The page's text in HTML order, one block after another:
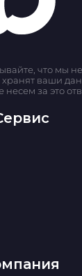
что мы
ваши
за это